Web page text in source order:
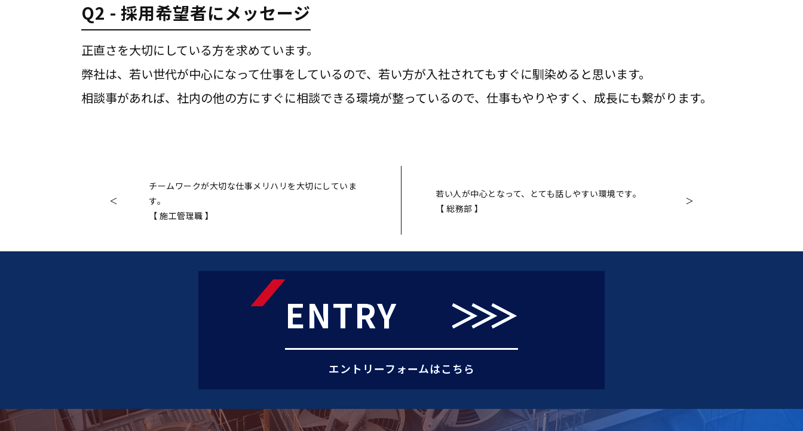
Q2 - 採用希望者にメッセージ
正直さを大切にしている方を求めています。
弊社は、若い世代が中心になって仕事をしているので、若い方が入社されてもすぐに馴染めると思います。
相談事があれば、社内の他の方にすぐに相談できる環境が整っているので、仕事もやりやすく、成長にも繋がります。
チームワークが大切な仕事メリハリを大切にしていま
す。
【 施工管理職 】
若い人が中心となって、とても話しやすい環境です。
【 総務部 】
ENTRY ＞＞＞
エントリーフォームはこちら